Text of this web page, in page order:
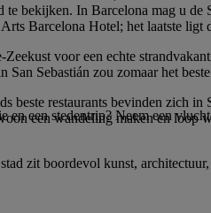
te bekijken. In Barcelona mag u
Barcelona Hotel; het laatste ligt
voor een echte
Sebastián zou zomaar het
beste restaurants bevinden zich
een wandeling maken en loop
en een stedentrip? Neem een
zit boordevol kunst,